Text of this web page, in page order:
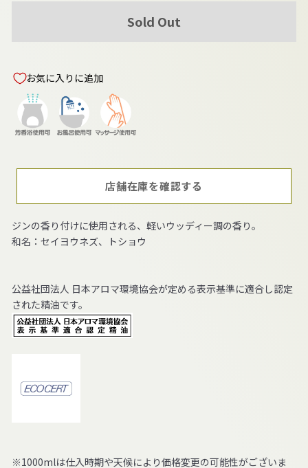
Sold Out
お気に入りに追加
店舗在庫を確認する
ジンの香り付けに使用される、軽いウッディー調の香り。
和名：セイヨウネズ、トショウ
公益社団法人 日本アロマ環境協会が定める表示基準に適合し認定
された精油です。
※1000mlは仕入時期や天候により価格変更の可能性がございま